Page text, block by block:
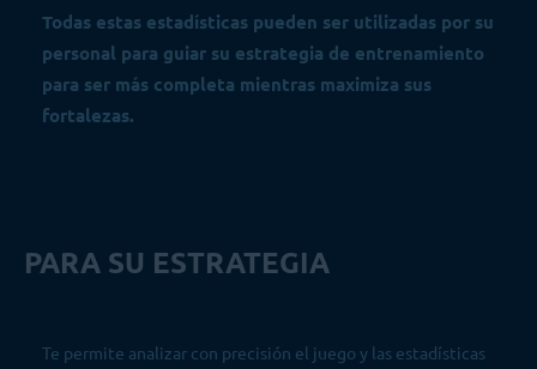
Todas estas estadísticas pueden ser utilizadas por su
personal para guiar su estrategia de entrenamiento
para ser más completa mientras maximiza sus
fortalezas.
PARA SU ESTRATEGIA
Te permite analizar con precisión el juego y las estadísticas